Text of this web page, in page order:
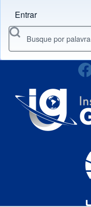
Menu do usuário
Entrar
Search